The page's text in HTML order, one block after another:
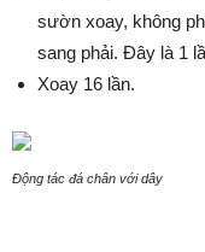
sườn xoay, không
sang phải. Đây là 1
Xoay 16 lần.
Động tác đá chân với dây